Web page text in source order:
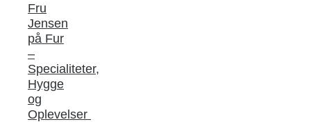
Fru
Jensen
på Fur
–
Specialiteter,
Hygge
og
Oplevelser